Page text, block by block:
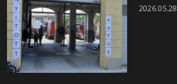
2026.05.28.